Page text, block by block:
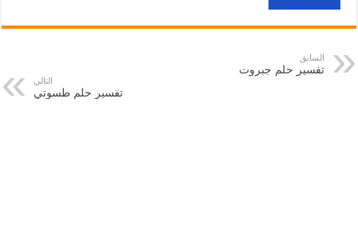
السابق
تفسير حلم جبروت
التالي
تفسير حلم طسوتي